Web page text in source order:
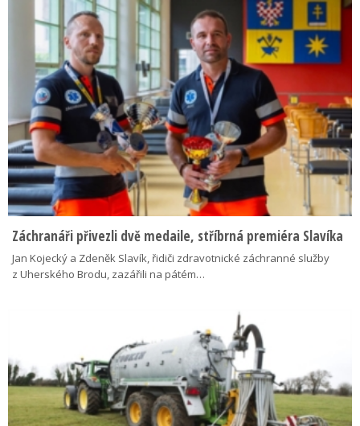
Záchranáři přivezli dvě medaile, stříbrná premiéra Slavíka
Jan Kojecký a Zdeněk Slavík, řidiči zdravotnické záchranné služby
z Uherského Brodu, zazářili na pátém…